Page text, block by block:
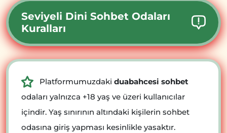
Seviyeli Dini Sohbet Odaları
Kuralları
Platformumuzdaki duabahcesi sohbet
odaları yalnızca +18 yaş ve üzeri kullanıcılar
içindir. Yaş sınırının altındaki kişilerin sohbet
odasına giriş yapması kesinlikle yasaktır.